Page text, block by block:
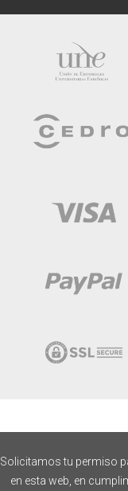
Solicitamos tu permiso
en esta web, en